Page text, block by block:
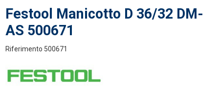
Festool Manicotto D 36/32 DM-
AS 500671
Riferimento 500671